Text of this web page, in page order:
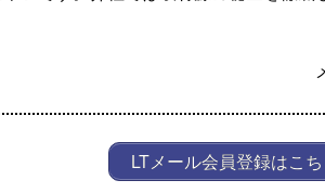
LTメール会員登録はこ